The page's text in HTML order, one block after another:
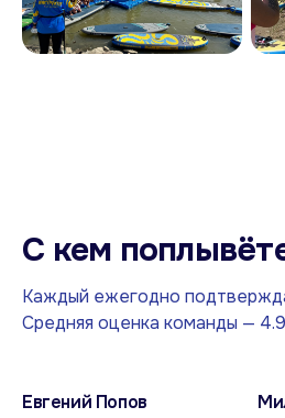
С кем
Каждый ежегодно
Средняя оценка команды —
Евгений Попов